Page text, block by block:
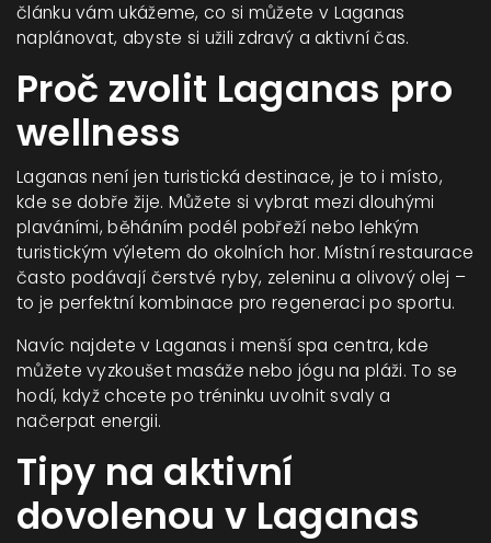
článku vám ukážeme, co si můžete v Laganas
naplánovat, abyste si užili zdravý a aktivní čas.
Proč zvolit Laganas pro
wellness
Laganas není jen turistická destinace, je to i místo,
kde se dobře žije. Můžete si vybrat mezi dlouhými
plaváními, běháním podél pobřeží nebo lehkým
turistickým výletem do okolních hor. Místní restaurace
často podávají čerstvé ryby, zeleninu a olivový olej –
to je perfektní kombinace pro regeneraci po sportu.
Navíc najdete v Laganas i menší spa centra, kde
můžete vyzkoušet masáže nebo jógu na pláži. To se
hodí, když chcete po tréninku uvolnit svaly a
načerpat energii.
Tipy na aktivní
dovolenou v Laganas